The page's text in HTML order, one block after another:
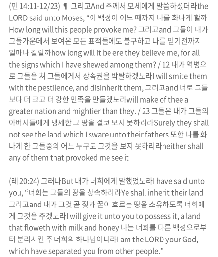
(민 14:11-12/23) ¶ 그리고And 주께서 모세에게 말씀하셨더라the
LORD said unto Moses, “이 백성이 어느 때까지 나를 화나게 할까
How long will this people provoke me?그리고and 그들이 내가
그들가운데서 보여온 모든 표적들에도 불구하고 나를 믿기전까지
얼마나 걸릴까how long will it be ere they believe me, for all
the signs which I have shewed among them? / 12내가 역병으
로 그들을 쳐 그들에게서 상속권을 박탈하겠노라I will smite them
with the pestilence, and disinherit them, 그리고and 너로 그들
보다 더 크고 더 강한 민족을 만들겠노라will make of thee a
greater nation and mightier than they. / 23그들은 내가 그들의
아버지들에게 맹세한 그 땅을 결코 보지 못하리라Surely they shall
not see the land which I sware unto their fathers또한 나를 화
나게 한 그들중의 어느 누구도 그것을 보지 못하리라neither shall
any of them that provoked me see it
(레20:24) 그러나But내가 너희에게 말했었노라I have said unto
you, “너희는 그들의 땅을 상속하리라Ye shall inherit their land
그리고and 내가 그것 곧 젖과 꿀이 흐르는 땅을 소유하도록 너희에
게 그것을 주겠노라I will give it unto you to possess it, a land
that floweth with milk and honey나는 너희를 다른 백성으로부
터 분리시킨 주 너희의 하나님이니라I am the LORD your God,
which have separated you from other people.”